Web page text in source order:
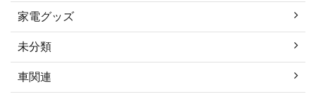
家電グッズ
未分類
車関連